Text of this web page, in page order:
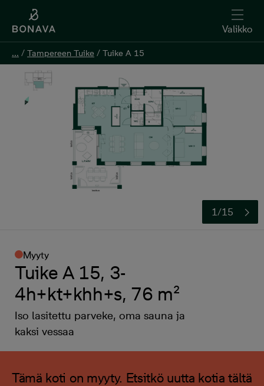
Valikko
... / Tampereen Tuike / Tuike A 15
1/15
Myyty
Tuike A 15, 3-
4h+kt+khh+s, 76 m²
Iso lasitettu parveke, oma sauna ja
kaksi vessaa
... / Tampereen Tuike / Tuike A 15
Tämä koti on myyty. Etsitkö uutta kotia tältä